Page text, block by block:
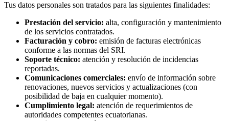
Tus datos personales son tratados para las siguientes finalidades:
Prestación del servicio: alta, configuración y mantenimiento
de los servicios contratados.
Facturación y cobro: emisión de facturas electrónicas
conforme a las normas del SRI.
Soporte técnico: atención y resolución de incidencias
reportadas.
Comunicaciones comerciales: envío de información sobre
renovaciones, nuevos servicios y actualizaciones (con
posibilidad de baja en cualquier momento).
Cumplimiento legal: atención de requerimientos de
autoridades competentes ecuatorianas.